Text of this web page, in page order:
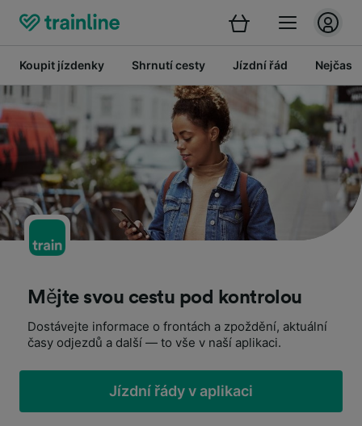
Koupit jízdenky Shrnutí cesty Jízdní řád
Mějte svou cestu pod kontrolou
Dostávejte informace o frontách a zpoždění, aktuální
časy odjezdů a další — to vše v naší aplikaci.
Jízdní řády v aplikaci